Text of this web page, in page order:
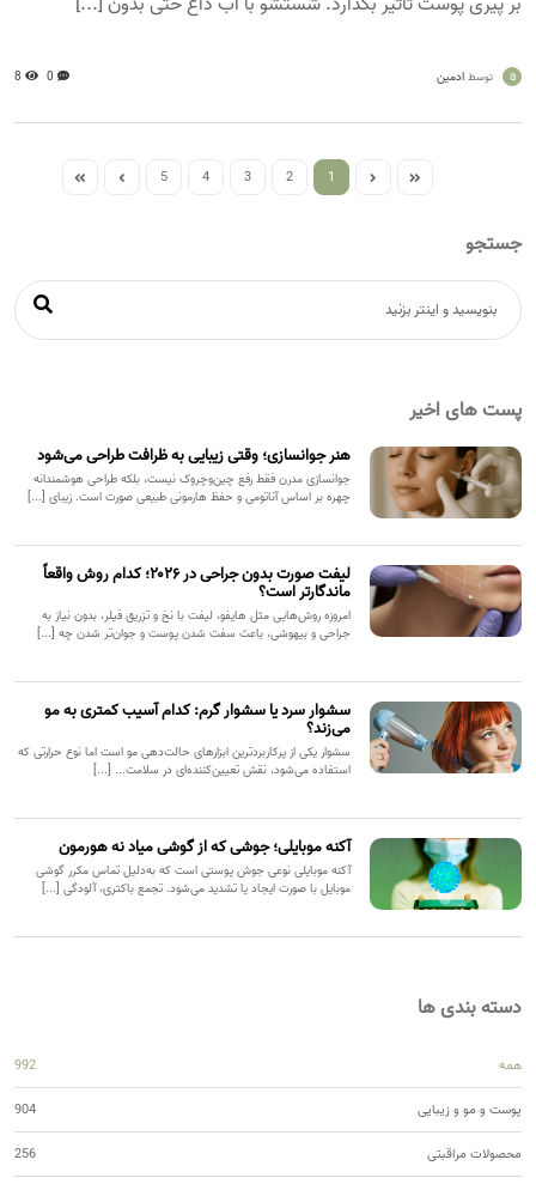
a توسط ادمین 0
8
1
2
3
4
5
جستجو
پست های اخیر
هنر جوانسازی؛ وقتی زیبایی به ظرافت طراحی می‌شود
جوانسازی مدرن فقط رفع چین‌وچروک نیست، بلکه طراحی هوشمندانه
چهره بر اساس آناتومی و حفظ هارمونی طبیعی صورت است. زیبای [...]
لیفت صورت بدون جراحی در ۲۰۲۶؛ کدام روش واقعاً
ماندگارتر است؟
امروزه روش‌هایی مثل هایفو، لیفت با نخ و تزریق فیلر، بدون نیاز به
جراحی و بیهوشی، باعث سفت شدن پوست و جوان‌تر شدن چه [...]
سشوار سرد یا سشوار گرم: کدام آسیب کمتری به مو
می‌زند؟
سشوار یکی از پرکاربردترین ابزارهای حالت‌دهی مو است اما نوع حرارتی که
استفاده می‌شود، نقش تعیین‌کننده‌ای در سلامت... [...]
آکنه موبایلی؛ جوشی که از گوشی میاد نه هورمون
آکنه موبایلی نوعی جوش پوستی است که به‌دلیل تماس مکرر گوشی
موبایل با صورت ایجاد یا تشدید می‌شود. تجمع باکتری، آلودگی [...]
دسته بندی ها
همه 992
پوست و مو و زیبایی 904
محصولات مراقبتی 256